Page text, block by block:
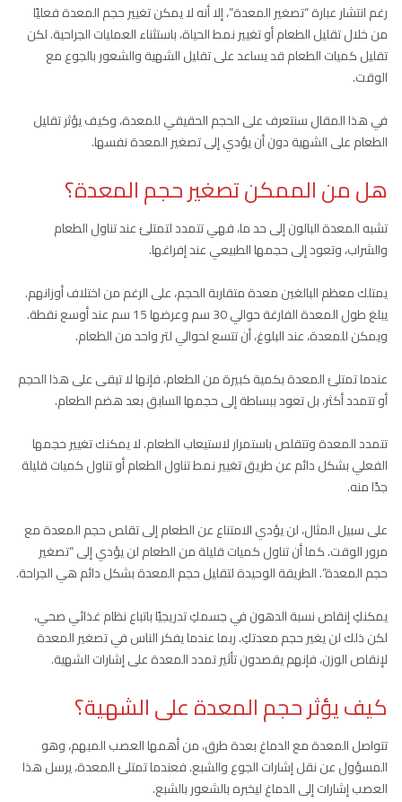
رغم انتشار عبارة “تصغير المعدة”، إلا أنه لا يمكن تغيير حجم المعدة فعليًا
من خلال تقليل الطعام أو تغيير نمط الحياة، باستثناء العمليات الجراحية. لكن
تقليل كميات الطعام قد يساعد على تقليل الشهية والشعور بالجوع مع
الوقت.
في هذا المقال سنتعرف على الحجم الحقيقي للمعدة، وكيف يؤثر تقليل
الطعام على الشهية دون أن يؤدي إلى تصغير المعدة نفسها.
هل من الممكن تصغير حجم المعدة؟
تشبه المعدة البالون إلى حد ما، فهي تتمدد لتمتلئ عند تناول الطعام
والشراب، وتعود إلى حجمها الطبيعي عند إفراغها.
يمتلك معظم البالغين معدة متقاربة الحجم، على الرغم من اختلاف أوزانهم.
يبلغ طول المعدة الفارغة حوالي 30 سم وعرضها 15 سم عند أوسع نقطة.
ويمكن للمعدة، عند البلوغ، أن تتسع لحوالي لتر واحد من الطعام.
عندما تمتلئ المعدة بكمية كبيرة من الطعام، فإنها لا تبقى على هذا الحجم
أو تتمدد أكثر، بل تعود ببساطة إلى حجمها السابق بعد هضم الطعام.
تتمدد المعدة وتتقلص باستمرار لاستيعاب الطعام. لا يمكنك تغيير حجمها
الفعلي بشكل دائم عن طريق تغيير نمط تناول الطعام أو تناول كميات قليلة
جدًا منه.
على سبيل المثال، لن يؤدي الامتناع عن الطعام إلى تقلص حجم المعدة مع
مرور الوقت. كما أن تناول كميات قليلة من الطعام لن يؤدي إلى “تصغير
حجم المعدة”. الطريقة الوحيدة لتقليل حجم المعدة بشكل دائم هي الجراحة.
يمكنكِ إنقاص نسبة الدهون في جسمكِ تدريجيًا باتباع نظام غذائي صحي،
لكن ذلك لن يغير حجم معدتكِ. ربما عندما يفكر الناس في تصغير المعدة
لإنقاص الوزن، فإنهم يقصدون تأثير تمدد المعدة على إشارات الشهية.
كيف يؤثر حجم المعدة على الشهية؟
تتواصل المعدة مع الدماغ بعدة طرق، من أهمها العصب المبهم، وهو
المسؤول عن نقل إشارات الجوع والشبع. فعندما تمتلئ المعدة، يرسل هذا
العصب إشارات إلى الدماغ ليخبره بالشعور بالشبع.